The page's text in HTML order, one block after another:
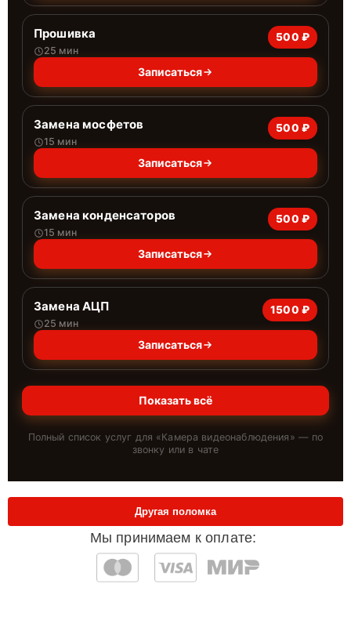
Прошивка
25 мин
500 ₽
Записаться
Замена мосфетов
15 мин
500 ₽
Записаться
Замена конденсаторов
15 мин
500 ₽
Записаться
Замена АЦП
25 мин
1500 ₽
Записаться
Показать всё
Полный список услуг для «Камера видеонаблюдения » — по
звонку или в чате
Мы принимаем к оплате:
Другая поломка